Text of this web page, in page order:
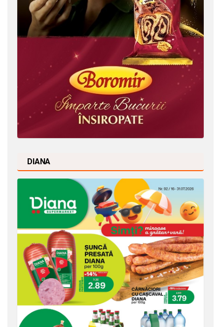
DIANA